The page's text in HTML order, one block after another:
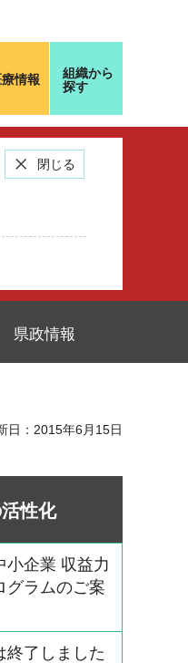
閉じる
療情報
組織から
探す
県政情報
日：2015年6月15日
性化
小企業 収益力
グラムのご案
了しました